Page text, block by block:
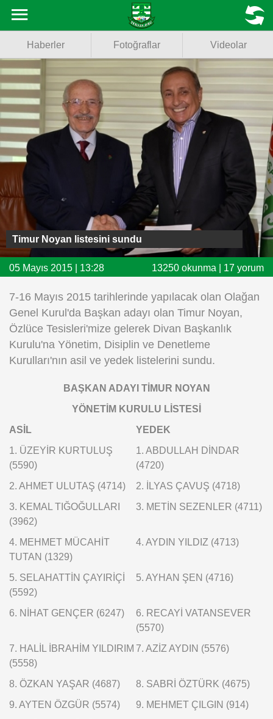
Fotoğraflar
Videolar
Basketbol
Voleybol
Fikstür
Facebook
Twitter
Instagram
Android
iOS
MENU
Haberler Fotoğraflar Videolar
Timur Noyan listesini sundu
05 Mayıs 2015 | 13:28 13250 okunma | 17 yorum
7-16 Mayıs 2015 tarihlerinde yapılacak olan Olağan
Genel Kurul'da Başkan adayı olan Timur Noyan,
Özlüce Tesisleri'mize gelerek Divan Başkanlık
Kurulu'na Yönetim, Disiplin ve Denetleme
Kurulları'nın asil ve yedek listelerini sundu.
BAŞKAN ADAYI TİMUR NOYAN
YÖNETİM KURULU LİSTESİ
ASİL
YEDEK
1. ÜZEYİR KURTULUŞ
(5590)
1. ABDULLAH DİNDAR
(4720)
2. AHMET ULUTAŞ (4714)
2. İLYAS ÇAVUŞ (4718)
3. KEMAL TIĞOĞULLARI
(3962)
3. METİN SEZENLER (4711)
4. MEHMET MÜCAHİT
TUTAN (1329)
4. AYDIN YILDIZ (4713)
5. SELAHATTİN ÇAYIRİÇİ
(5592)
5. AYHAN ŞEN (4716)
6. NİHAT GENÇER (6247)
6. RECAYİ VATANSEVER
(5570)
7. HALİL İBRAHİM YILDIRIM
(5558)
7. AZİZ AYDIN (5576)
8. ÖZKAN YAŞAR (4687)
8. SABRİ ÖZTÜRK (4675)
9. AYTEN ÖZGÜR (5574)
9. MEHMET ÇILGIN (914)